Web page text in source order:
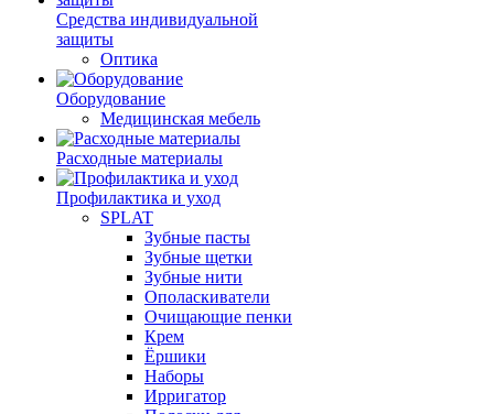
Средства индивидуальной
защиты
Оптика
Оборудование
Медицинская мебель
Расходные материалы
Профилактика и уход
SPLAT
Зубные пасты
Зубные щетки
Зубные нити
Ополаскиватели
Очищающие пенки
Крем
Ёршики
Наборы
Ирригатор